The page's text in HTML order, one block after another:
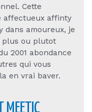
Cette
affectueux affinty
dans amoureux, je
plus ou plutot
2001 abondance
qui vous
en vrai baver.
MEETIC